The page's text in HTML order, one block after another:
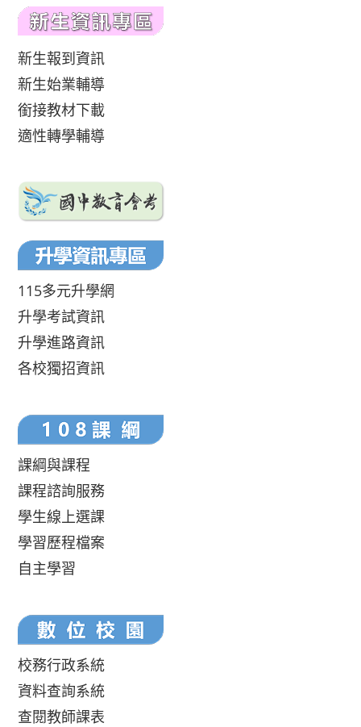
新生報到資訊
新生始業輔導
銜接教材下載
適性轉學輔導
115多元升學網
升學考試資訊
升學進路資訊
各校獨招資訊
課綱與課程
課程諮詢服務
學生線上選課
學習歷程檔案
自主學習
校務行政系統
資料查詢系統
查閱教師課表